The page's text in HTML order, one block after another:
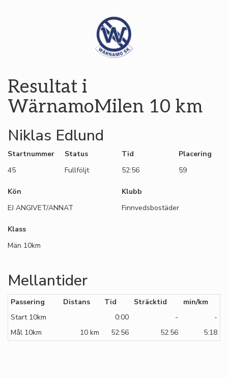
Resultat i
WärnamoMilen 10 km
Niklas Edlund
Startnummer
45
Status
Fullföljt
Tid
52:56
Placering
59
Kön
EJ ANGIVET/ANNAT
Klubb
Finnvedsbostäder
Klass
Män 10km
Mellantider
Passering Distans Tid Sträcktid
min/km
Start 10km
0:00 -
-
Mål 10km
10 km 52:56 52:56 5:18